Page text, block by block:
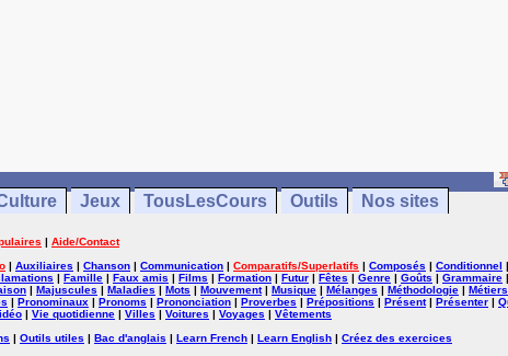
Jeux TousLesCours Outils Nos sites
| Aide/Contact
| Auxiliaires | Chanson | Communication | Comparatifs/Superlatifs | Composés | Conditionnel |
| Famille | Faux amis | Films | Formation | Futur | Fêtes | Genre | Goûts | Grammaire |
| Majuscules | Maladies | Mots | Mouvement| Musique | Mélanges | Méthodologie | Métiers
| Pronominaux | Pronoms | Prononciation | Proverbes | Prépositions | Présent| Présenter |
| Vie quotidienne | Villes | Voitures | Voyages | Vêtements
| Outils utiles | Bac d'anglais | Learn French | Learn English | Créez des exercices